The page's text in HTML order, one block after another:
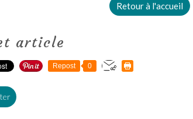
Retour à l'accueil
article
Repost 0